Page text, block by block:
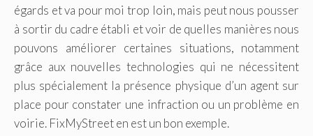
égards et va pour moi trop loin, mais peut nous pousser
à sortir du cadre établi et voir de quelles manières nous
pouvons améliorer certaines situations, notamment
grâce aux nouvelles technologies qui ne nécessitent
plus spécialement la présence physique d’un agent sur
place pour constater une infraction ou un problème en
voirie. FixMyStreet en est un bon exemple.